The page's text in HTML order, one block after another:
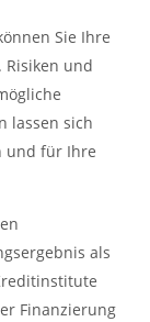
Sie Ihre
und
lassen sich
und für Ihre
als
Finanzierung